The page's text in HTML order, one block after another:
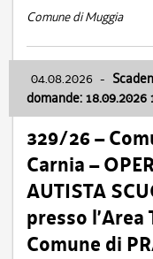
Comune di Muggia
04.08.2026 -
domande: 18.09.2026
329/26 –
Carnia –
AUTISTA
presso
Comune di